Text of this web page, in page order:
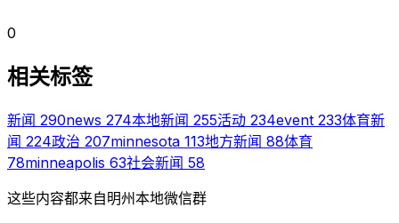
0
相关标签
新闻 290news 274本地新闻 255活动 234event 233体育新
闻 224政治 207minnesota 113地方新闻 88体育
78minneapolis 63社会新闻 58
这些内容都来自明州本地微信群